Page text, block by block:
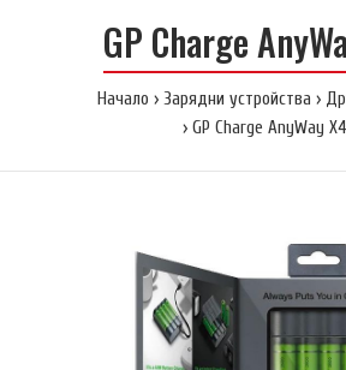
GP Charge
Начало Зарядни устройства
GP Charge AnyWay